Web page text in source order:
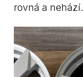
rovná a nehází.